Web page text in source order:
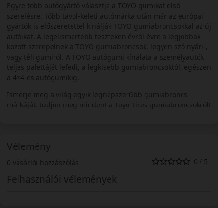
Egyre több autógyártó választja a TOYO gumikat első
szerelésre. Több távol-keleti autómárka után már az európai
gyártók is előszeretettel kínálják TOYO gumiabroncsokkal az új
autóikat. A legelismertebb teszteken évről-évre a legjobbak
között szerepelnek a TOYO gumiabroncsok, legyen szó nyári-,
vagy téli gumiról. A TOYO autógumi kínálata a személyautók
teljes palettáját lefedi, a legkisebb gumiabroncsoktól, egészen
a 4×4-es autógumikig.
Ismerje meg a világ egyik legnépszerűbb gumiabroncs
márkáját, tudjon meg mindent a Toyo Tires gumiabroncsokról!
Vélemény
0 vásárlói hozzászólás 0 / 5
Felhasználói vélemények